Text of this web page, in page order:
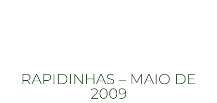
RAPIDINHAS – MAIO DE
2009